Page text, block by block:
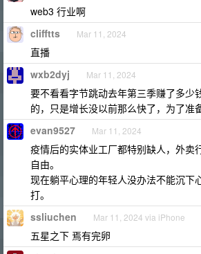
web3 行业啊
clifftts Mar 11, 2024
直播
wxb2dyj Mar 11, 2024
要不看看字节跳动去年第三季赚了多少
的，只是增长没以前那么快了，为了准
evan9527 Mar 11, 2024
疫情后的实体业工厂都特别缺人，外卖
自由。
现在躺平心理的年轻人没办法不能沉下
打。
ssliuchen Mar 11, 2024 via iPhone
五星之下 焉有完卵